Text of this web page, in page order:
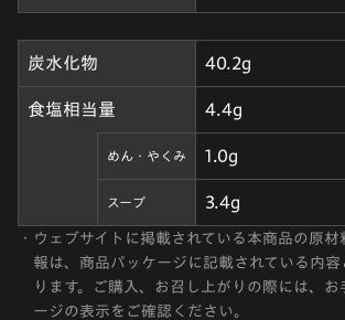
炭水化物 40.2g
食塩相当量 4.4g
めん・やくみ 1.0g
スープ 3.4g
・ ウェブサイトに掲載されている本商品の原材
報は、商品パッケージに記載されている内
ります。ご購入、お召し上がりの際には、
ージの表示をご確認ください。